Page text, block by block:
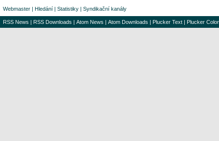
Webmaster | Hledání | Statistiky | Syndikační kanály
RSS News | RSS Downloads | Atom News | Atom Downloads | Plucker Text | Plucker Color